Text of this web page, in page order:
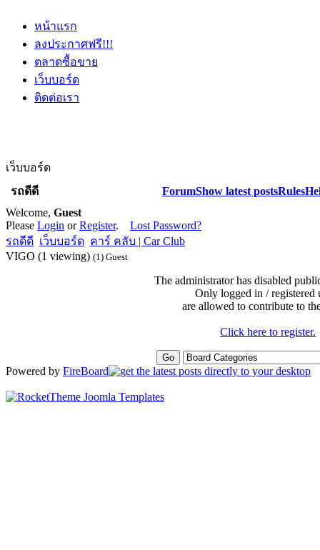
หน้าแรก
ลงประกาศฟรี!!!
ตลาดซื้อขาย
เว็บบอร์ด
ติดต่อเรา
เว็บบอร์ด
รถดีดี
ForumShow latest postsRules
Welcome, Guest
Please Login orRegister. Lost Password?
รถดีดี เว็บบอร์ด คาร์ คลับ | Car Club
VIGO (1 viewing) (1) Guest
The administrator has disabled
Only logged in / registered
are allowed to contribute to
Click here to register.
Powered by FireBoard